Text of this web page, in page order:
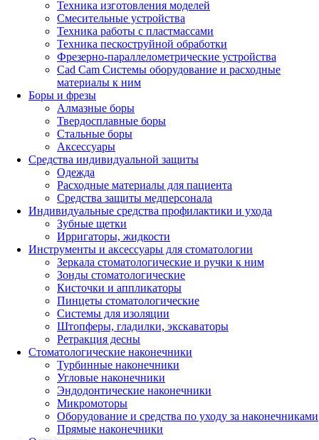
Техника изготовления моделей
Смесительные устройства
Техника работы с пластмассами
Техника пескоструйной обработки
Фрезерно-параллелометрические устройства
Cad Cam Системы оборудование и расходные
материалы к ним
Боры и фрезы
Алмазные боры
Твердосплавные боры
Стальные боры
Аксессуары
Средства индивидуальной защиты
Одежда
Расходные материалы для пациента
Средства защиты медперсонала
Индивидуальные средства профилактики и ухода
Зубные щетки
Ирригаторы, жидкости
Инструменты и аксессуары для стоматологии
Зеркала стоматологические и ручки к ним
Зонды стоматологические
Кисточки и аппликаторы
Пинцеты стоматологические
Системы для изоляции
Штопферы, гладилки, экскаваторы
Ретракция десны
Стоматологические наконечники
Турбинные наконечники
Угловые наконечники
Эндодонтические наконечники
Микромоторы
Оборудование и средства по уходу за наконечниками
Прямые наконечники